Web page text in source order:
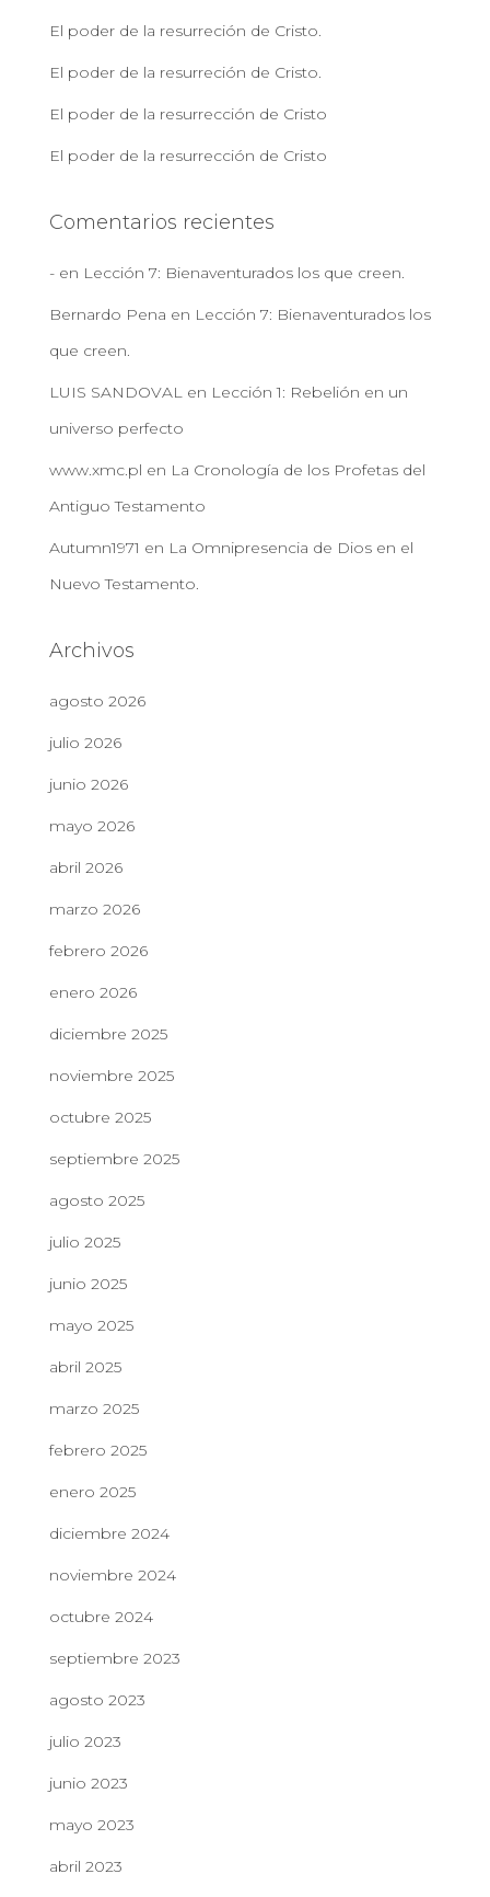
El poder de la resurreción de Cristo.
El poder de la resurreción de Cristo.
El poder de la resurrección de Cristo
El poder de la resurrección de Cristo
Comentarios recientes
- en Lección 7: Bienaventurados los que creen.
Bernardo Pena en Lección 7: Bienaventurados los
que creen.
LUIS SANDOVAL en Lección 1: Rebelión en un
universo perfecto
www.xmc.pl en La Cronología de los Profetas del
Antiguo Testamento
Autumn1971 en La Omnipresencia de Dios en el
Nuevo Testamento.
Archivos
agosto 2026
julio 2026
junio 2026
mayo 2026
abril 2026
marzo 2026
febrero 2026
enero 2026
diciembre 2025
noviembre 2025
octubre 2025
septiembre 2025
agosto 2025
julio 2025
junio 2025
mayo 2025
abril 2025
marzo 2025
febrero 2025
enero 2025
diciembre 2024
noviembre 2024
octubre 2024
septiembre 2023
agosto 2023
julio 2023
junio 2023
mayo 2023
abril 2023